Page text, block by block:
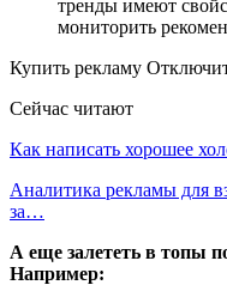
тренды имеют
мониторить
Купить рекламу
Сейчас читают
Как написать хорошее
Аналитика рекламы для
за…
А еще залететь в топы
Например: